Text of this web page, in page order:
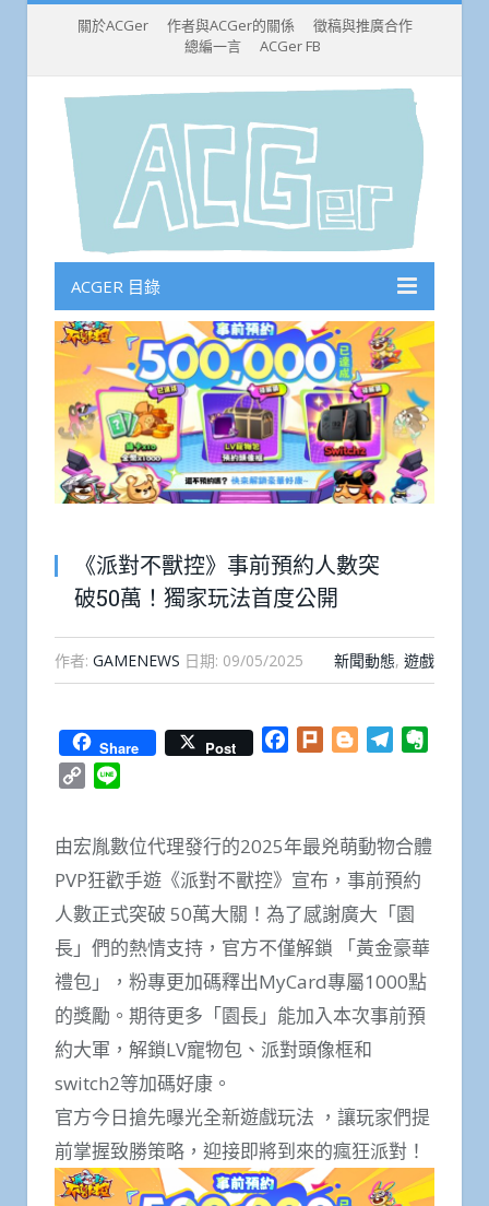
關於ACGer 作者與ACGer的關係
徵稿與推廣合作
總編一言
ACGer FB
ACGER 目錄
《派對不獸控》事前預約人數突
破50萬！獨家玩法首度公開
作者: GAMENEWS 日期: 09/05/2025 新聞動態, 遊戲
Share Post Facebook
Plurk BloggerTelegram
Copy
由宏胤數位代理發行的2025年最兇萌動物合體
PVP狂歡手遊《派對不獸控》宣布，事前預約
人數正式突破 50萬大關！為了感謝廣大「園
長」們的熱情支持，官方不僅解鎖 「黃金豪華
禮包」，粉專更加碼釋出MyCard專屬1000點
的獎勵。期待更多「園長」能加入本次事前預
約大軍，解鎖LV寵物包、派對頭像框和
switch2等加碼好康。
官方今日搶先曝光全新遊戲玩法 ，讓玩家們提
前掌握致勝策略，迎接即將到來的瘋狂派對！